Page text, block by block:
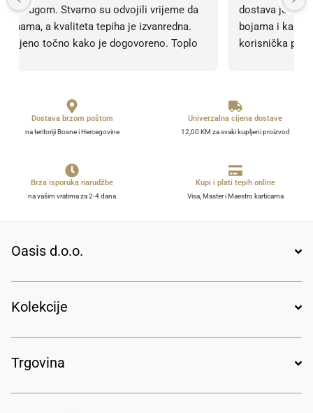
dostava je bila brza i oduševljeni smo kvalitetom,
bojama i kako izgleda u našoj kući. Također,
korisnička podrška je bila vrlo ljubazna i
Dostava brzom poštom
na teritoriji Bosne i Hercegovine
Univerzalna cijena dostave
12,00 KM za svaki kupljeni proizvod
Brza isporuka narudžbe
na vašim vratima za 2-4 dana
Kupi i plati tepih online
Visa, Master i Maestro karticama
Oasis d.o.o.
Kolekcije
Trgovina